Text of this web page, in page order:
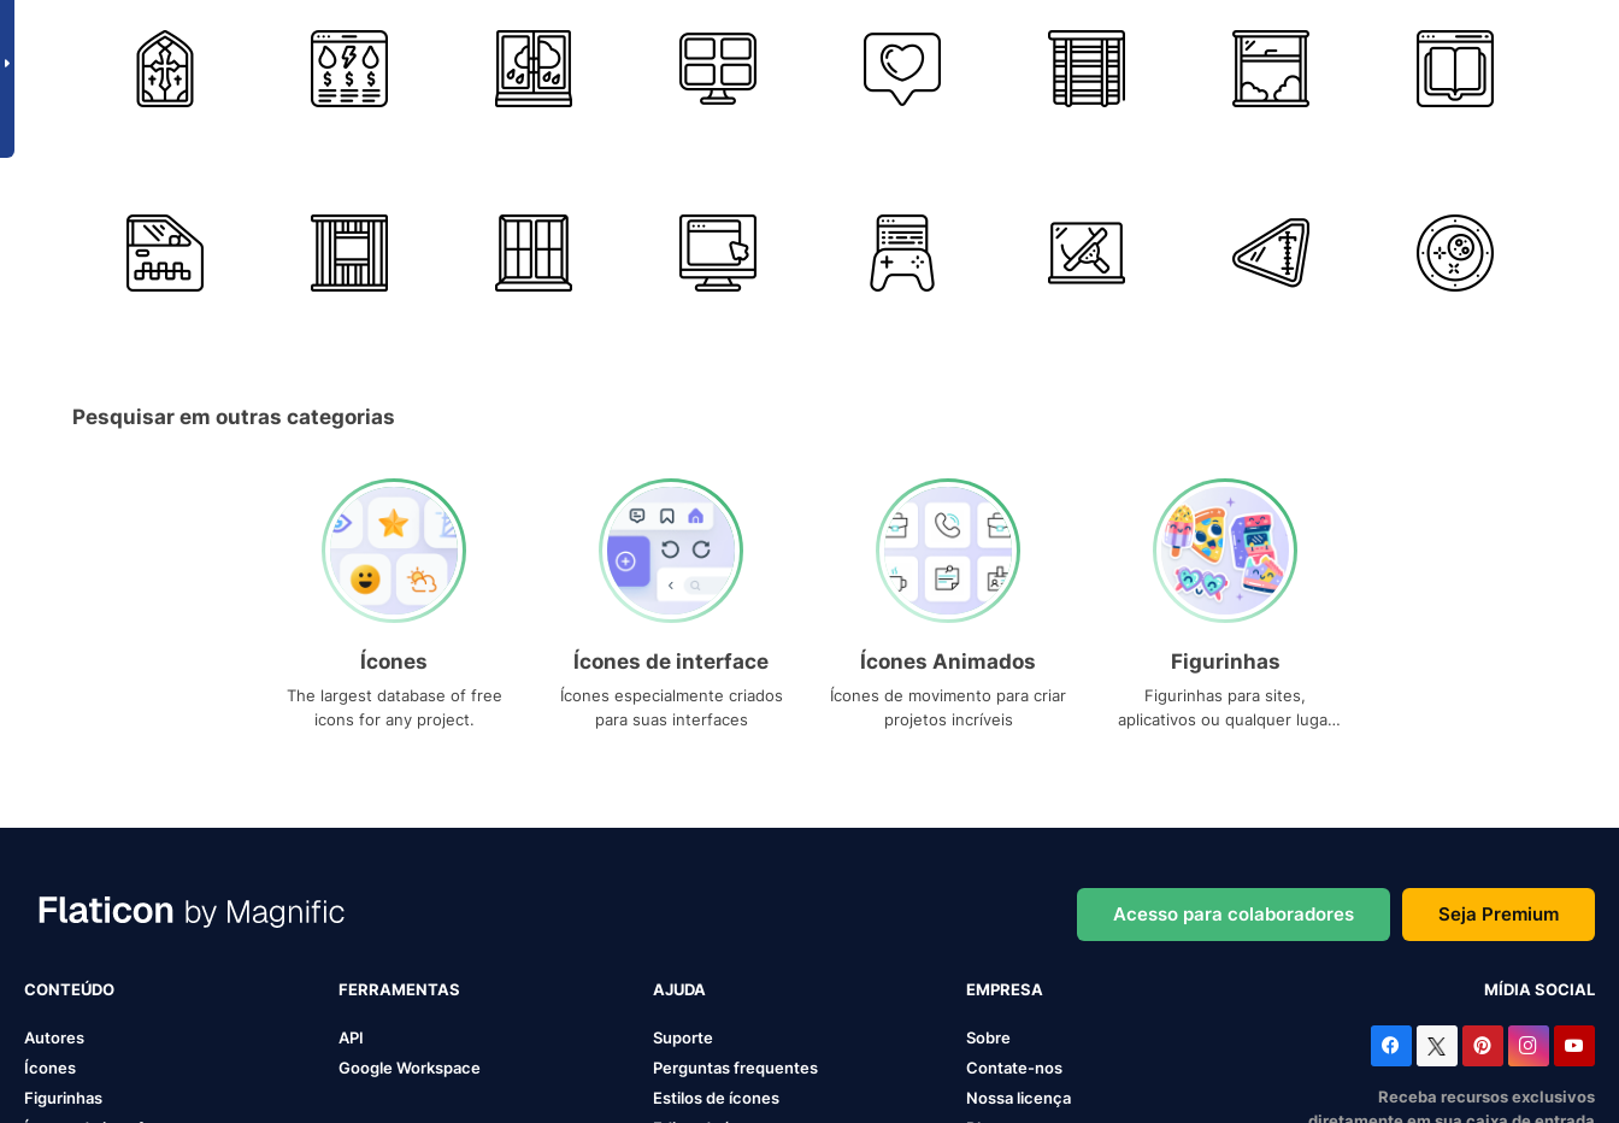
Pesquisar em outras categorias
Ícones
The largest database of free
icons for any project.
Ícones de interface
Ícones especialmente criados
para suas interfaces
Ícones Animados
Ícones de movimento para criar
projetos incríveis
Figurinhas
Figurinhas para sites,
aplicativos ou qualquer lugar
Acesso para colaboradores Seja Premium
CONTEÚDO
Autores
Ícones
Figurinhas
FERRAMENTAS
API
Google Workspace
AJUDA
Suporte
Perguntas frequentes
Estilos de ícones
EMPRESA
Sobre
Contate-nos
Nossa licença
MÍDIA SOCIAL
Receba recursos exclusivos